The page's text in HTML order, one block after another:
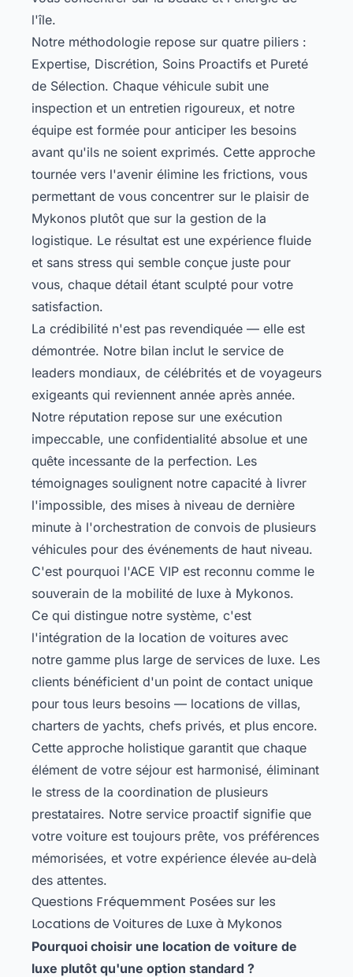
l'île.
Notre méthodologie repose sur quatre piliers :
Expertise, Discrétion, Soins Proactifs et Pureté
de Sélection. Chaque véhicule subit une
inspection et un entretien rigoureux, et notre
équipe est formée pour anticiper les besoins
avant qu'ils ne soient exprimés. Cette approche
tournée vers l'avenir élimine les frictions, vous
permettant de vous concentrer sur le plaisir de
Mykonos plutôt que sur la gestion de la
logistique. Le résultat est une expérience fluide
et sans stress qui semble conçue juste pour
vous, chaque détail étant sculpté pour votre
satisfaction.
La crédibilité n'est pas revendiquée — elle est
démontrée. Notre bilan inclut le service de
leaders mondiaux, de célébrités et de voyageurs
exigeants qui reviennent année après année.
Notre réputation repose sur une exécution
impeccable, une confidentialité absolue et une
quête incessante de la perfection. Les
témoignages soulignent notre capacité à livrer
l'impossible, des mises à niveau de dernière
minute à l'orchestration de convois de plusieurs
véhicules pour des événements de haut niveau.
C'est pourquoi l'ACE VIP est reconnu comme le
souverain de la mobilité de luxe à Mykonos.
Ce qui distingue notre système, c'est
l'intégration de la location de voitures avec
notre gamme plus large de services de luxe. Les
clients bénéficient d'un point de contact unique
pour tous leurs besoins — locations de villas,
charters de yachts, chefs privés, et plus encore.
Cette approche holistique garantit que chaque
élément de votre séjour est harmonisé, éliminant
le stress de la coordination de plusieurs
prestataires. Notre service proactif signifie que
votre voiture est toujours prête, vos préférences
mémorisées, et votre expérience élevée au-delà
des attentes.
Questions Fréquemment Posées sur les
Locations de Voitures de Luxe à Mykonos
Pourquoi choisir une location de voiture de
luxe plutôt qu'une option standard ?